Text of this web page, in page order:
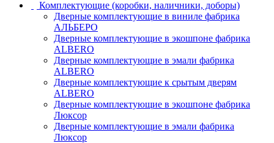
Комплектующие (коробки, наличники, доборы)
Дверные комплектующие в виниле фабрика
АЛЬБЕРО
Дверные комплектующие в экошпоне фабрика
ALBERO
Дверные комплектующие в эмали фабрика
ALBERO
Дверные комплектующие к срытым дверям
ALBERO
Дверные комплектующие в экошпоне фабрика
Люксор
Дверные комплектующие в эмали фабрика
Люксор